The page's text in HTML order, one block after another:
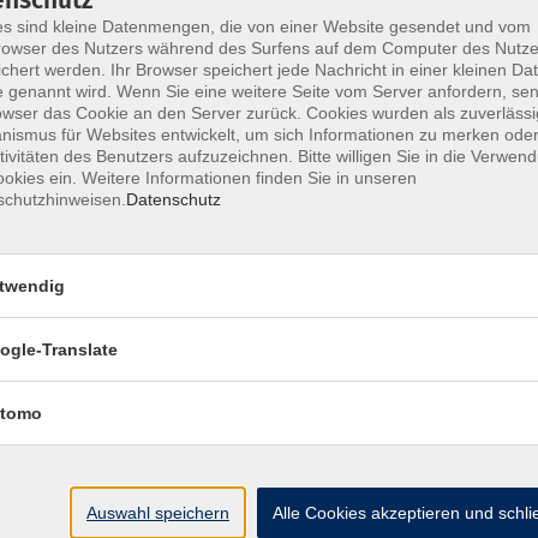
Gesundheitspraktikerin für Prävention und
arbeitet sie freiberuflich als Dozentin und begleitet
Reiki-Meisterin/Lehrerin und Kräuterexpertin ist es
ihres Wohlbefindens näherzubringen.
sind kleine Datenmengen, die von einer Website gesendet und vom
des Nutzers während des Surfens auf dem Computer des
werden. Ihr Browser speichert jede Nachricht in einer kleinen
genannt wird. Wenn Sie eine weitere Seite vom Server anfordern,
das Cookie an den Server zurück. Cookies wurden als
für Websites entwickelt, um sich Informationen zu merken
des Benutzers aufzuzeichnen. Bitte willigen Sie in die
ein. Weitere Informationen finden Sie in unseren
Datenschutz
Translate
Auswahl speichern Alle Cookies akzeptieren und